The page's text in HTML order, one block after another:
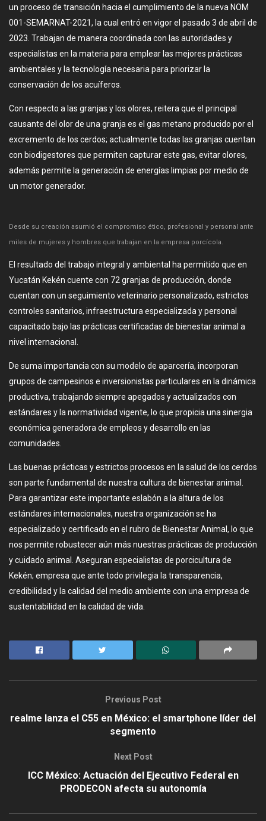
un proceso de transición hacia el cumplimiento de la nueva NOM
001-SEMARNAT-2021, la cual entró en vigor el pasado 3 de abril de
2023. Trabajan de manera coordinada con las autoridades y
especialistas en la materia para emplear las mejores prácticas
ambientales y la tecnología necesaria para priorizar la
conservación de los acuíferos.
Con respecto a las granjas y los olores, reitera que el principal
causante del olor de una granja es el gas metano producido por el
excremento de los cerdos; actualmente todas las granjas cuentan
con biodigestores que permiten capturar este gas, evitar olores,
además permite la generación de energías limpias por medio de
un motor generador.
Desde su creación asumió el compromiso ético, profesional y personal ante
miles de mujeres y hombres que trabajan en la empresa porcícola.
El resultado del trabajo integral y ambiental ha permitido que en
Yucatán Kekén cuente con 72 granjas de producción, donde
cuentan con un seguimiento veterinario personalizado, estrictos
controles sanitarios, infraestructura especializada y personal
capacitado bajo las prácticas certificadas de bienestar animal a
nivel internacional.
De suma importancia con su modelo de aparcería, incorporan
grupos de campesinos e inversionistas particulares en la dinámica
productiva, trabajando siempre apegados y actualizados con
estándares y la normatividad vigente, lo que propicia una sinergia
económica generadora de empleos y desarrollo en las
comunidades.
Las buenas prácticas y estrictos procesos en la salud de los cerdos
son parte fundamental de nuestra cultura de bienestar animal.
Para garantizar este importante eslabón a la altura de los
estándares internacionales, nuestra organización se ha
especializado y certificado en el rubro de Bienestar Animal, lo que
nos permite robustecer aún más nuestras prácticas de producción
y cuidado animal. Aseguran especialistas de porcicultura de
Kekén; empresa que ante todo privilegia la transparencia,
credibilidad y la calidad del medio ambiente con una empresa de
sustentabilidad en la calidad de vida.
Previous Post
realme lanza el C55 en México: el smartphone líder del
segmento
Next Post
ICC México: Actuación del Ejecutivo Federal en
PRODECON afecta su autonomía